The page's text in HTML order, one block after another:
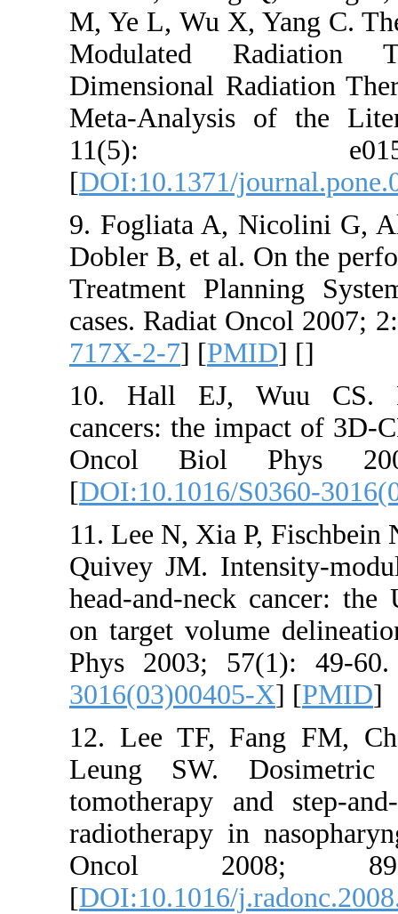
M, Ye L,
Meta-
[
9.
Dobler B,
Treatment
cases.
717X-2-7
10. Hall
cancers:
Oncol
[
11. Lee N,
Quivey
head-and-
on target
Phys
12. Lee
Leung
[